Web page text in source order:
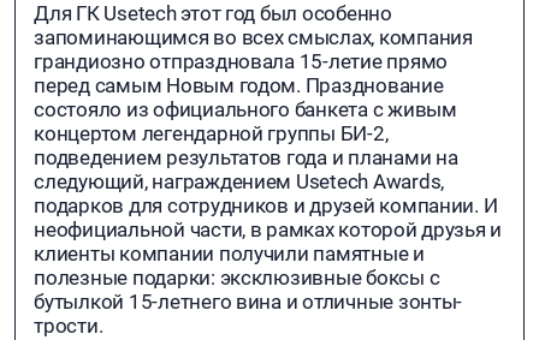
Для ГК Usetech этот год был особенно
запоминающимся во всех смыслах, компания
грандиозно отпраздновала 15-летие прямо
перед самым Новым годом. Празднование
состояло из официального банкета с живым
концертом легендарной группы БИ-2,
подведением результатов года и планами на
следующий, награждением Usetech Awards,
подарков для сотрудников и друзей компании. И
неофициальной части, в рамках которой друзья и
клиенты компании получили памятные и
полезные подарки: эксклюзивные боксы с
бутылкой 15-летнего вина и отличные зонты-
трости.